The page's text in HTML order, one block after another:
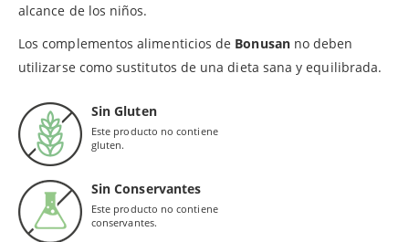
alcance de los niños.
Los complementos alimenticios de Bonusanno deben
utilizarse como sustitutos de una dieta sana y equilibrada.
Sin Gluten
Este producto no contiene
gluten.
Sin Conservantes
Este producto no contiene
conservantes.